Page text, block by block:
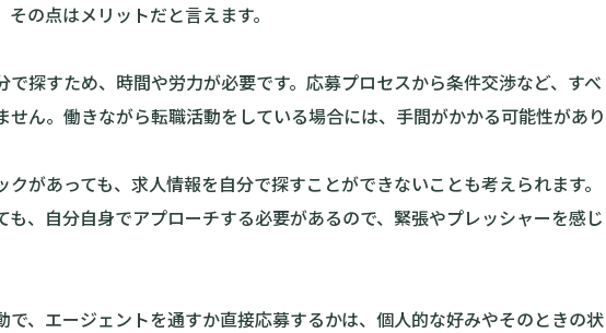
の点はメリットだと言えます。
で探すため、時間や労力が必要です。応募プロセスから条件交渉など、すべ
せん。働きながら転職活動をしている場合には、手間がかかる可能性があり
があっても、求人情報を自分で探すことができないことも考えられます。
、自分自身でアプローチする必要があるので、緊張やプレッシャーを感じ
で、エージェントを通すか直接応募するかは、個人的な好みやそのときの状